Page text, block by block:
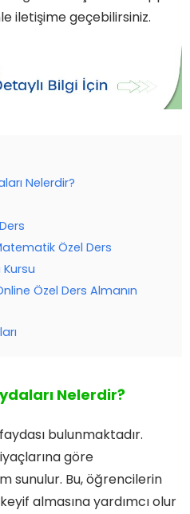
iletişime geçebilirsiniz.
Nelerdir?
Özel Ders
Kursu
Özel Ders Almanın
Nelerdir?
bulunmaktadır.
göre
sunulur. Bu, öğrencilerin
almasına yardımcı olur